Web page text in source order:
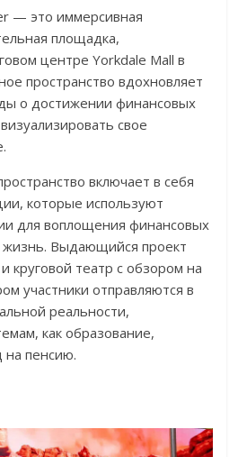
— это иммерсивная
площадка,
центре Yorkdale Mall в
пространство вдохновляет
о достижении финансовых
свое
включает в себя
которые используют
для воплощения финансовых
жизнь. Выдающийся проект
круговой театр с обзором на
участники отправляются в
реальности,
как образование,
на пенсию.